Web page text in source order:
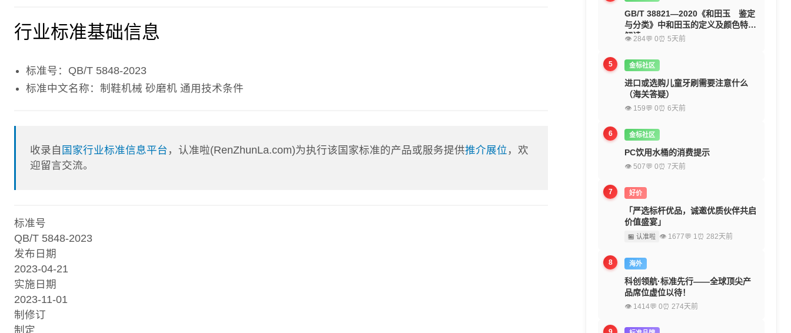
行业标准基础信息
标准号：QB/T 5848-2023
标准中文名称：制鞋机械 砂磨机 通用技术条件
收录自 国家行业标准信息平台 ，认准啦(RenZhunLa.com)为执行该国家标准的产品或服务提供推介展位 ，欢
迎留言交流。
标准号
QB/T 5848-2023
发布日期
2023-04-21
实施日期
2023-11-01
制修订
制定
GB/T 38821—2020《和田玉 鉴定
与分类》中和田玉的定义及颜色特征
解读
👁 284💬 0⏰ 5天前
5 金标社区
进口或选购儿童牙刷需要注意什么
（海关答疑）
👁 159💬 0⏰ 6天前
6 金标社区
PC饮用水桶的消费提示
👁 507💬 0⏰ 7天前
7 好价
「严选标杆优品，诚邀优质伙伴共启
价值盛宴」
🏪 认准啦 👁 1677💬 1⏰ 282天前
8 海外
科创领航·标准先行——全球顶尖产
品席位虚位以待！
👁 1414💬 0⏰ 274天前